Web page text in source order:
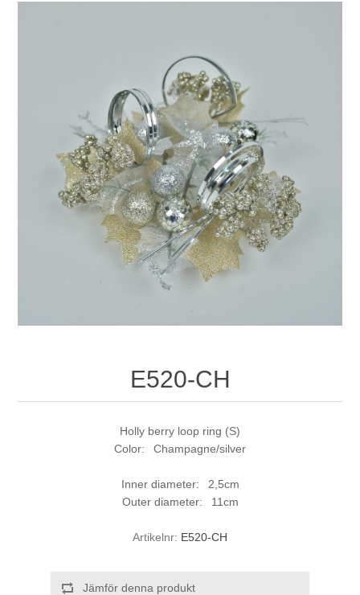
E520-CH
Holly berry loop ring (S)
Color: Champagne/silver
Inner diameter: 2,5cm
Outer diameter: 11cm
Artikelnr: E520-CH
Jämför denna produkt